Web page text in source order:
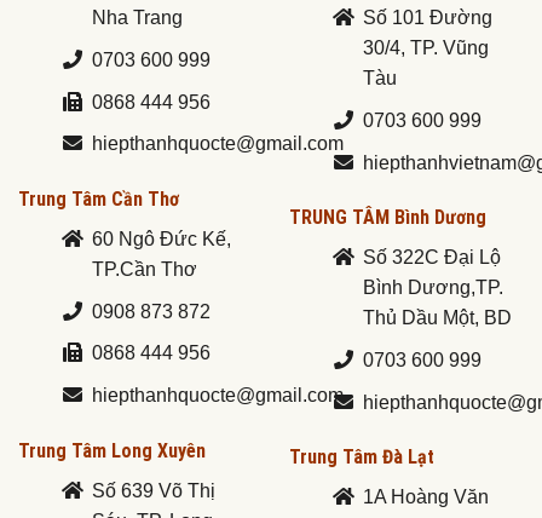
Nha Trang
0703 600 999
0868 444 956
hiepthanhquocte@gmail.com
Trung Tâm Cần Thơ
60 Ngô Đức Kế,
TP.Cần Thơ
0908 873 872
0868 444 956
hiepthanhquocte@gmail.com
Trung Tâm Long Xuyên
Số 639 Võ Thị
Số 101 Đường
30/4, TP. Vũng
Tàu
0703 600 999
TRUNG TÂM Bình Dương
Số 322C Đại Lộ
Bình Dương,TP.
Thủ Dầu Một, BD
0703 600 999
Trung Tâm Đà Lạt
1A Hoàng Văn